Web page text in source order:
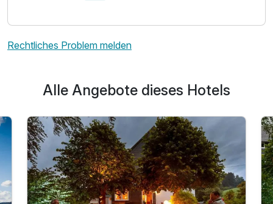
Rechtliches Problem melden
Alle Angebote dieses Hotels